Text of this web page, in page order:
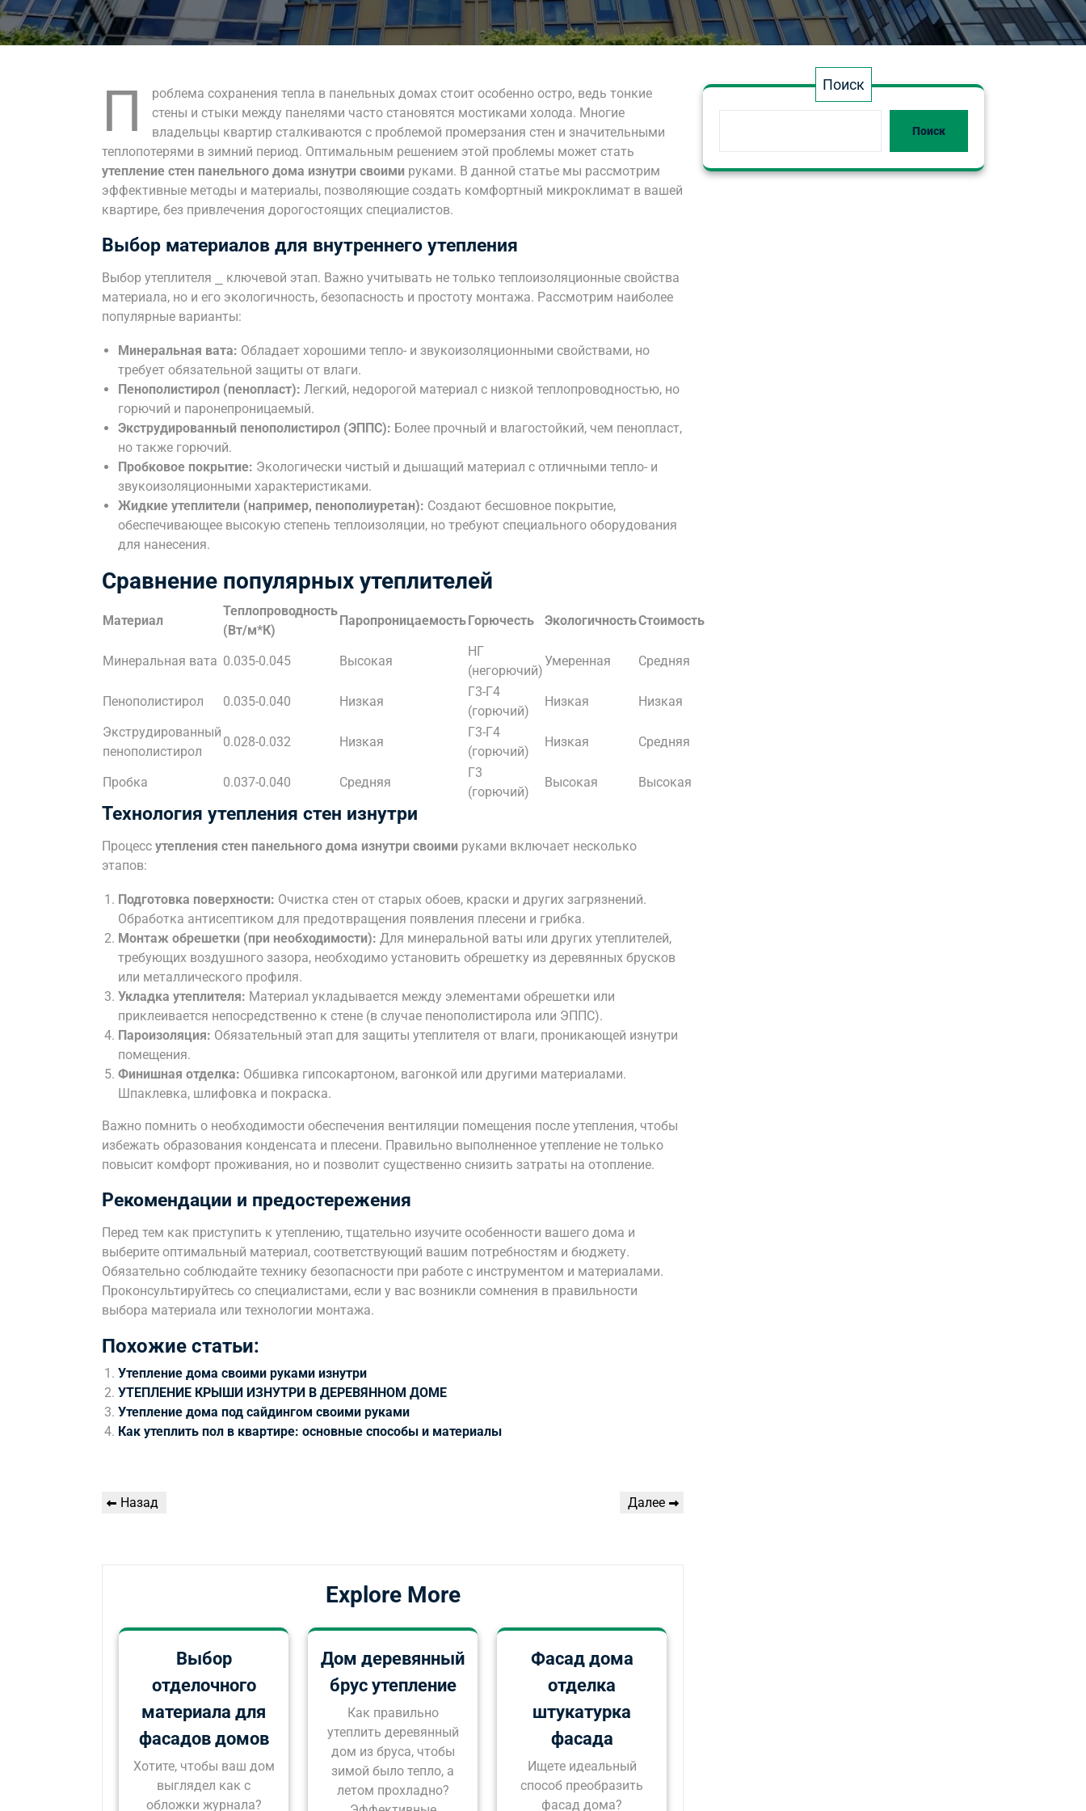
П
роблема сохранения тепла в панельных домах стоит особенно остро, ведь тонкие
стены и стыки между панелями часто становятся мостиками холода. Многие
владельцы квартир сталкиваются с проблемой промерзания стен и значительными
теплопотерями в зимний период. Оптимальным решением этой проблемы может стать
утепление стен панельного дома изнутри своими руками. В данной статье мы рассмотрим
эффективные методы и материалы, позволяющие создать комфортный микроклимат в вашей
квартире, без привлечения дорогостоящих специалистов.
Выбор материалов для внутреннего утепления
Выбор утеплителя ⎯ ключевой этап. Важно учитывать не только теплоизоляционные свойства
материала, но и его экологичность, безопасность и простоту монтажа. Рассмотрим наиболее
популярные варианты:
Минеральная вата: Обладает хорошими тепло- и звукоизоляционными свойствами, но
требует обязательной защиты от влаги.
Пенополистирол (пенопласт): Легкий, недорогой материал с низкой теплопроводностью, но
горючий и паронепроницаемый.
Экструдированный пенополистирол (ЭППС): Более прочный и влагостойкий, чем пенопласт,
но также горючий.
Пробковое покрытие: Экологически чистый и дышащий материал с отличными тепло- и
звукоизоляционными характеристиками.
Жидкие утеплители (например, пенополиуретан): Создают бесшовное покрытие,
обеспечивающее высокую степень теплоизоляции, но требуют специального оборудования
для нанесения.
Сравнение популярных утеплителей
Материал
Теплопроводность
(Вт/м*К)
ПаропроницаемостьГорючесть ЭкологичностьСтоимость
Минеральная вата 0.035-0.045 Высокая
НГ
(негорючий)
Умеренная Средняя
Пенополистирол 0.035-0.040 Низкая
Г3-Г4
(горючий)
Низкая
Низкая
Экструдированный
пенополистирол
0.028-0.032 Низкая
Г3-Г4
(горючий)
Низкая Средняя
Пробка 0.037-0.040 Средняя
Г3
(горючий)
Высокая Высокая
Технология утепления стен изнутри
Процесс утепления стен панельного дома изнутри своими руками включает несколько
этапов:
Подготовка поверхности: Очистка стен от старых обоев, краски и других загрязнений.
Обработка антисептиком для предотвращения появления плесени и грибка.
Монтаж обрешетки (при необходимости): Для минеральной ваты или других утеплителей,
требующих воздушного зазора, необходимо установить обрешетку из деревянных брусков
или металлического профиля.
Укладка утеплителя: Материал укладывается между элементами обрешетки или
приклеивается непосредственно к стене (в случае пенополистирола или ЭППС).
Пароизоляция: Обязательный этап для защиты утеплителя от влаги, проникающей изнутри
помещения.
Финишная отделка: Обшивка гипсокартоном, вагонкой или другими материалами.
Шпаклевка, шлифовка и покраска.
Важно помнить о необходимости обеспечения вентиляции помещения после утепления, чтобы
избежать образования конденсата и плесени. Правильно выполненное утепление не только
повысит комфорт проживания, но и позволит существенно снизить затраты на отопление.
Рекомендации и предостережения
Перед тем как приступить к утеплению, тщательно изучите особенности вашего дома и
выберите оптимальный материал, соответствующий вашим потребностям и бюджету.
Обязательно соблюдайте технику безопасности при работе с инструментом и материалами.
Проконсультируйтесь со специалистами, если у вас возникли сомнения в правильности
выбора материала или технологии монтажа.
Похожие статьи:
Утепление дома своими руками изнутри
УТЕПЛЕНИЕ КРЫШИ ИЗНУТРИ В ДЕРЕВЯННОМ ДОМЕ
Утепление дома под сайдингом своими руками
Как утеплить пол в квартире: основные способы и материалы
Навигация
записям
Предыдущая
Назад
Следующая
Далее
Explore More
Выбор
отделочного
материала для
фасадов домов
Хотите, чтобы ваш дом
выглядел как с
обложки журнала?
Дом деревянный
брус утепление
Как правильно
утеплить деревянный
дом из бруса, чтобы
зимой было тепло, а
летом прохладно?
Фасад дома
отделка
штукатурка
фасада
Ищете идеальный
способ преобразить
фасад дома?
Поиск
Поиск